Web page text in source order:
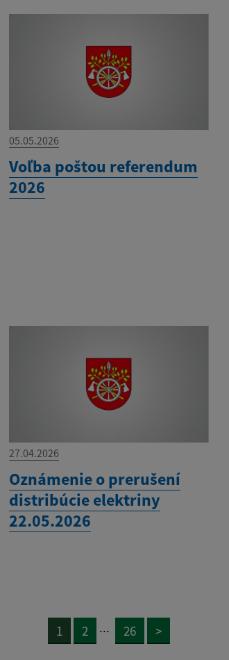
05.05.2026
Voľba poštou referendum
2026
27.04.2026
Oznámenie o prerušení
distribúcie elektriny
22.05.2026
1 2 ... 26 >